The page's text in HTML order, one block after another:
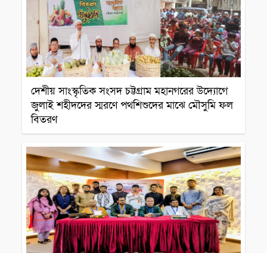
দেশীয় সাংস্কৃতিক সংসদ চট্টগ্রাম মহানগরের উদ্যোগে
জুলাই শহীদদের স্মরণে পথশিশুদের মাঝে মৌসুমি ফল
বিতরণ
সাংস্কৃতিক প্রতিষ্ঠান